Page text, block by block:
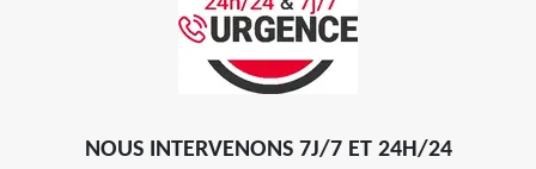
NOUS INTERVENONS 7J/7 ET 24H/24